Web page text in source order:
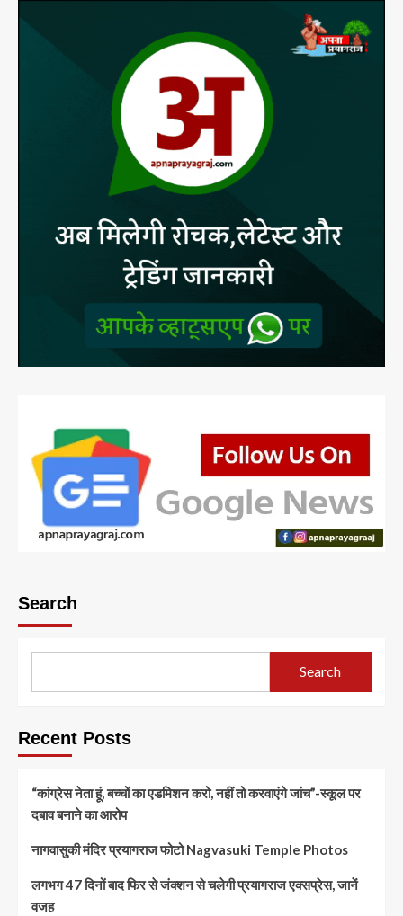
Search
Search
Recent Posts
“कांग्रेस नेता हूं, बच्चों का एडमिशन करो, नहीं तो करवाएंगे जांच”-स्कूल पर
दबाव बनाने का आरोप
नागवासुकी मंदिर प्रयागराज फोटो Nagvasuki Temple Photos
लगभग 47 दिनों बाद फिर से जंक्शन से चलेगी प्रयागराज एक्सप्रेस, जानें
वजह